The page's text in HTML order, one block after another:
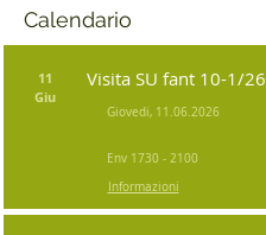
Calendario
11
Giu
Visita SU fant 10-1/26
Giovedi, 11.06.2026
Env 1730 - 2100
Informazioni